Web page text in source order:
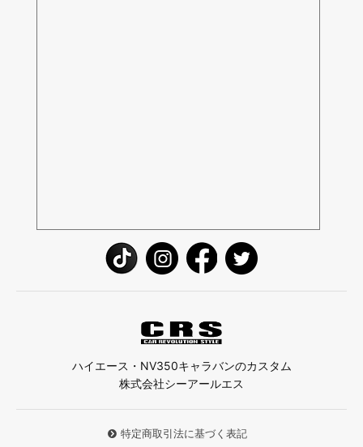
ハイエース・NV350キャラバンのカスタム
株式会社シーアールエス
特定商取引法に基づく表記